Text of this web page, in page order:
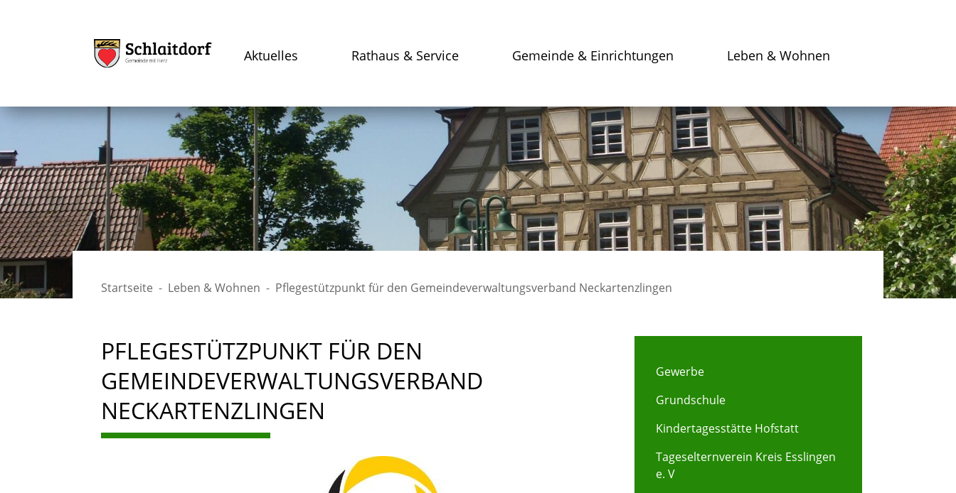
Aktuelles Rathaus & Service Gemeinde & Einrichtungen Leben & Wohnen
Startseite Leben & Wohnen Pflegestützpunkt für den Gemeindeverwaltungsverband Neckartenzlingen
PFLEGESTÜTZPUNKT FÜR DEN
GEMEINDEVERWALTUNGSVERBAND
NECKARTENZLINGEN
Gewerbe
Grundschule
Kindertagesstätte Hofstatt
Tageselternverein Kreis Esslingen
e. V